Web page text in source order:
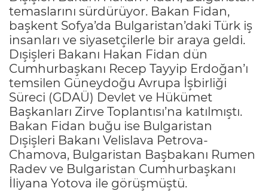
temaslarını sürdürüyor. Bakan Fidan,
başkent Sofya’da Bulgaristan’daki Türk iş
insanları ve siyasetçilerle bir araya geldi.
Dışişleri Bakanı Hakan Fidan dün
Cumhurbaşkanı Recep Tayyip Erdoğan’ı
temsilen Güneydoğu Avrupa İşbirliği
Süreci (GDAÜ) Devlet ve Hükümet
Başkanları Zirve Toplantısı’na katılmıştı.
Bakan Fidan buğu ise Bulgaristan
Dışişleri Bakanı Velislava Petrova-
Chamova, Bulgaristan Başbakanı Rumen
Radev ve Bulgaristan Cumhurbaşkanı
İliyana Yotova ile görüşmüştü.